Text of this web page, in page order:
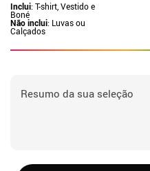
Inclui: T-shirt, Vestido e
Boné
Não inclui: Luvas ou
Calçados
Resumo da sua seleção